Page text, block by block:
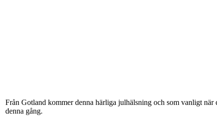
Från Gotland kommer denna härliga julhälsning och som vanligt
denna gång.